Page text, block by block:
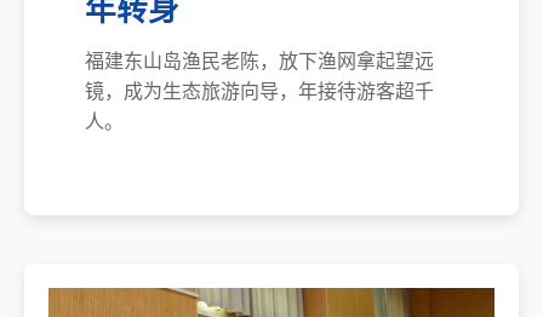
年转身
福建东山岛渔民老陈，放下渔网拿起望远
镜，成为生态旅游向导，年接待游客超千
人。